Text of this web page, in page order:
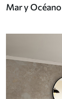
Mar y Océano